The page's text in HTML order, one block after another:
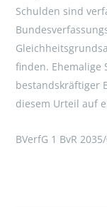
Schulden sind
finden. Ehemalige
bestandskräftiger
diesem Urteil auf
BVerfG 1 BvR